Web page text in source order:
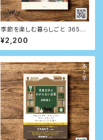
季節を楽しむ暮らしごと 365日
日々の小さな発見が愛おしい古
都の春夏秋冬
¥2,200